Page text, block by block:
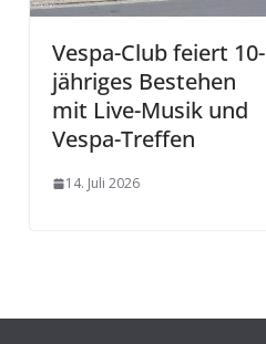
Vespa-Club feiert 10-
jähriges Bestehen
mit Live-Musik und
Vespa-Treffen
14. Juli 2026